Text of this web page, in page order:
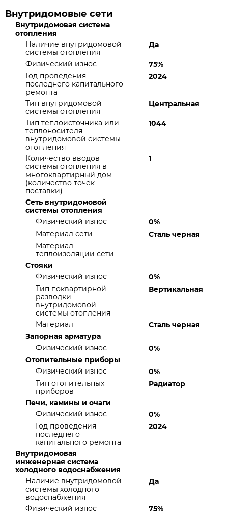
Внутридомовые сети
Внутридомовая система
отопления
Наличие внутридомовой
системы отопления
Да
Физический износ
75%
Год проведения
последнего капитального
ремонта
2024
Тип внутридомовой
системы отопления
Центральная
Тип теплоисточника или
теплоносителя
внутридомовой системы
отопления
1044
Количество вводов
системы отопления в
многоквартирный дом
(количество точек
поставки)
1
Сеть внутридомовой
системы отопления
Физический износ
0%
Материал сети
Сталь черная
Материал
теплоизоляции сети
Стояки
Физический износ
0%
Тип поквартирной
разводки
внутридомовой
системы отопления
Вертикальная
Материал
Сталь черная
Запорная арматура
Физический износ
0%
Отопительные приборы
Физический износ
0%
Тип отопительных
приборов
Радиатор
Печи, камины и очаги
Физический износ
0%
Год проведения
последнего
капитального ремонта
2024
Внутридомовая
инженерная система
холодного водоснабжения
Наличие внутридомовой
системы холодного
водоснабжения
Да
Физический износ
75%